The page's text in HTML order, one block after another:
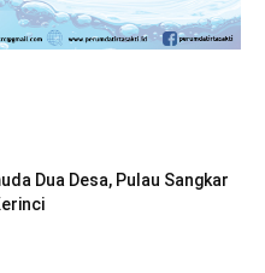
Perhubungan Vs
Video Mesum Hot
Dua Desa, Pulau Sangkar